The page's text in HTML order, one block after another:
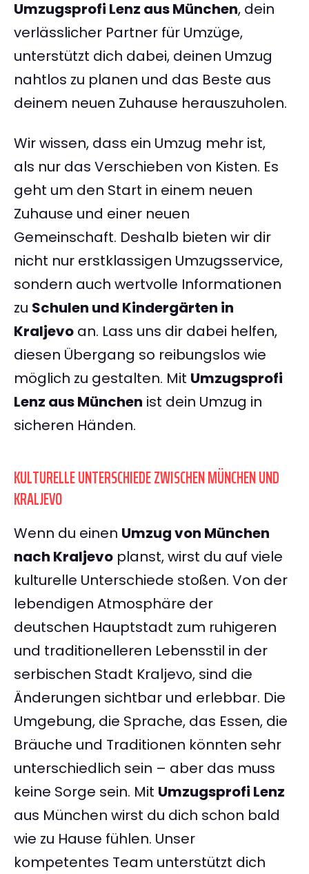
Umzugsprofi Lenz aus München, dein
verlässlicher Partner für Umzüge,
unterstützt dich dabei, deinen Umzug
nahtlos zu planen und das Beste aus
deinem neuen Zuhause herauszuholen.
Wir wissen, dass ein Umzug mehr ist,
als nur das Verschieben von Kisten. Es
geht um den Start in einem neuen
Zuhause und einer neuen
Gemeinschaft. Deshalb bieten wir dir
nicht nur erstklassigen Umzugsservice,
sondern auch wertvolle Informationen
zu Schulen und Kindergärten in
Kraljevo an. Lass uns dir dabei helfen,
diesen Übergang so reibungslos wie
möglich zu gestalten. Mit Umzugsprofi
Lenz aus München ist dein Umzug in
sicheren Händen.
KULTURELLE UNTERSCHIEDE ZWISCHEN MÜNCHEN UND
KRALJEVO
Wenn du einen Umzug von München
nach Kraljevo planst, wirst du auf viele
kulturelle Unterschiede stoßen. Von der
lebendigen Atmosphäre der
deutschen Hauptstadt zum ruhigeren
und traditionelleren Lebensstil in der
serbischen Stadt Kraljevo, sind die
Änderungen sichtbar und erlebbar. Die
Umgebung, die Sprache, das Essen, die
Bräuche und Traditionen könnten sehr
unterschiedlich sein – aber das muss
keine Sorge sein. Mit Umzugsprofi Lenz
aus München wirst du dich schon bald
wie zu Hause fühlen. Unser
kompetentes Team unterstützt dich